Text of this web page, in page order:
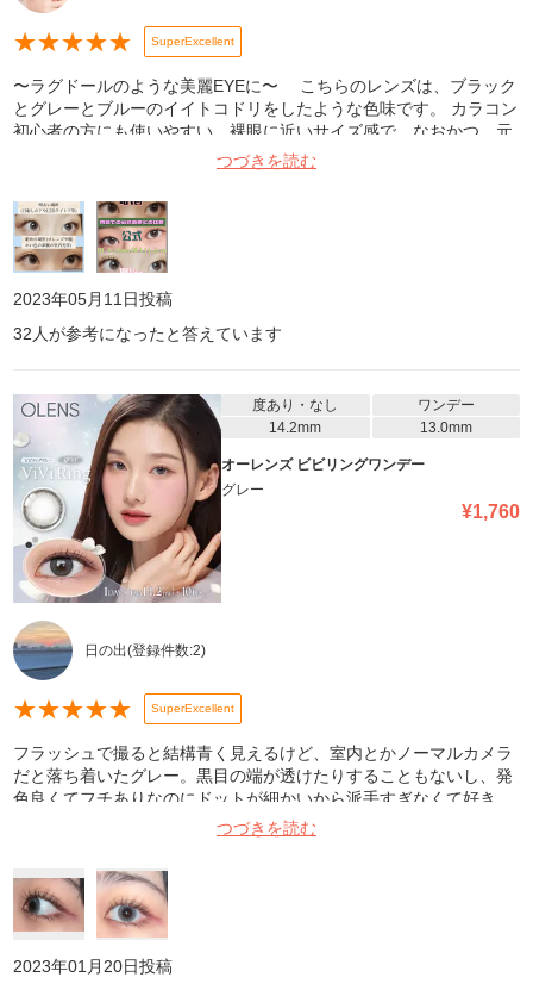
★★★★★ SuperExcellent
〜ラグドールのような美麗EYEに〜 こちらのレンズは、ブラック
とグレーとブルーのイイトコドリをしたような色味です。 カラコン
初心者の方にも使いやすい、裸眼に近いサイズ感で、なおかつ、元
の瞳の色を活かせるデザインのため、瞳に馴染みやすく感じまし
た。ハイライトの入ったレンズは、他のタイプのレンズと比べて、
瞳にツヤ感や立体感が出るので、奥目の方や一重、奥二重の方等、
瞳の印象が弱くなりがちな方にもオススメです。ただ、唯一、瞬き
等によってレンズがぐるぐる回ってしまうことによって、ハイライ
トの位置が移動してしまうため、どうしても違和感が生まれてしま
う、という大きな難点がありました。ですが、このレンズには、ハ
イライトが2つ入っているので、位置の変化も全体的な違和感もほ
とんど感じませんでした！ 水光レンズが好きだけど、ハイライト
りと、着用時の使用感の悪さが少し気になってしまいました。コン
タクトレンズの装着液を付けて使用してみると、だいぶ違和感を減
らすことが出来たので、そういったツールと併せて使うと、心地よ
く使用出来そうです！ それらを差し引いても、他にはない素敵なレ
ンズデザインなので、リピートしたいと思いました！個人の感想で
すので、ご参考までに。※写真の画質が悪く、分かりづらくすみま
せん(_ _)
つづきを読む
2023年05月11日投稿
32 人が参考になったと答えています
度あり・なし
ワンデー
14.2mm
13.0mm
オーレンズ ビビリングワンデー
グレー
¥1,760
日の出(登録件数:2)
★★★★★ SuperExcellent
フラッシュで撮ると結構青く見えるけど、室内とかノーマルカメラ
だと落ち着いたグレー。黒目の端が透けたりすることもないし、発
色良くてフチありなのにドットが細かいから派手すぎなくて好き。
色素薄くなるけど瞳の存在感無くならずに透明感あって盛れました
🥰 でもレンズが柔らかくて入れづらいのと、少し目が乾きやすか
つづきを読む
2023年01月20日投稿